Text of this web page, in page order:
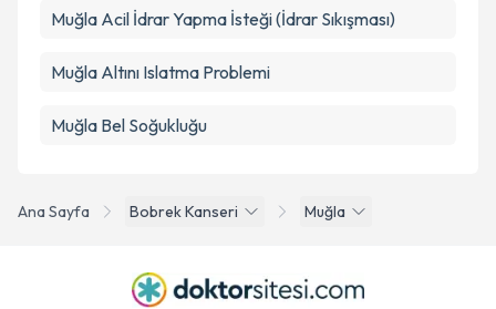
Ana Sayfa Bobrek Kanseri Muğla
Muğla Acil İdrar Yapma İsteği (İdrar Sıkışması)
Muğla Altını Islatma Problemi
Muğla Bel Soğukluğu